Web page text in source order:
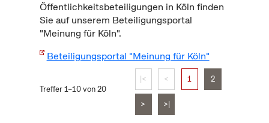
Öffentlichkeitsbeteiligungen in Köln finden
Sie auf unserem Beteiligungsportal
"Meinung für Köln".
Beteiligungsportal "Meinung für Köln"
Treffer 1–10 von 20
|< < 1 2
> >|